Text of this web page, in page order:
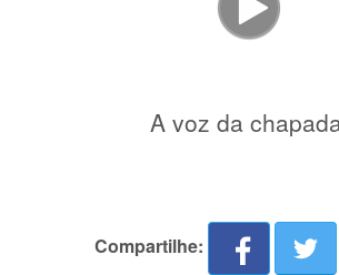
A voz da
Compartilhe: